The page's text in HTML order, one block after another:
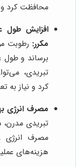
محافظت کرد و
افزایش طول
مکرر: رطوبت
برساند و طول
تبریدی،
کرد و نیاز به
مصرف انرژی
تبریدی
مصرف انرژی
هزینه‌های